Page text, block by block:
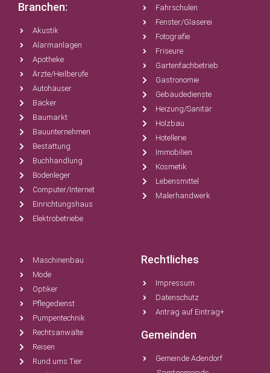
Branchen:
Akustik
Alarmanlagen
Apotheke
Ärzte/Heilberufe
Autohäuser
Bäcker
Baumarkt
Bauunternehmen
Bestattung
Buchhandlung
Bodenleger
Computer/Internet
Einrichtungshaus
Elektrobetriebe
Fahrschulen
Fenster/Glaserei
Fotografie
Friseure
Gartenfachbetrieb
Gastronomie
Gebäudedienste
Heizung/Sanitär
Holzbau
Hotellerie
Immobilien
Kosmetik
Lebensmittel
Malerhandwerk
Maschinenbau
Mode
Optiker
Pflegedienst
Pumpentechnik
Rechtsanwälte
Reisen
Rund ums Tier
Rechtliches
Impressum
Datenschutz
Antrag auf Eintrag+
Gemeinden
Gemeinde Adendorf